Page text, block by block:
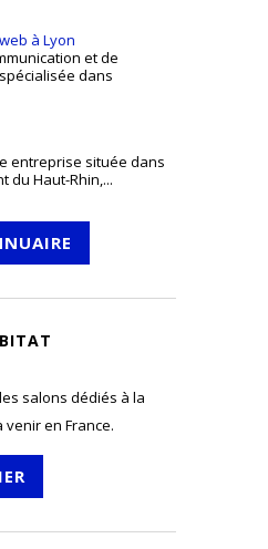
à Lyon
et de
dans
entreprise située dans
du Haut-Rhin,...
salons dédiés à la
en France.